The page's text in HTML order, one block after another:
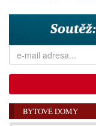
BYTOVÉ DOMY